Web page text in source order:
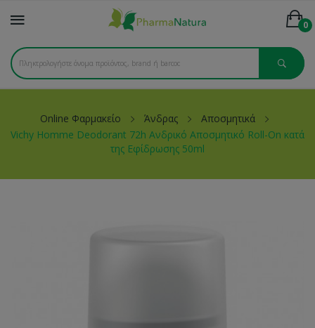
0
Online Φαρμακείο Άνδρας
Αποσμητικά
Vichy Homme Deodorant 72h Ανδρικό Αποσμητικό Roll-On κατά
της Εφίδρωσης 50ml